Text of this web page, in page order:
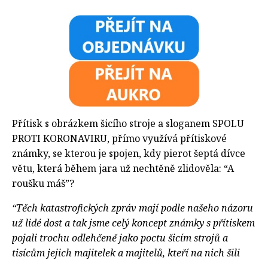
Přítisk s obrázkem šicího stroje a sloganem SPOLU
PROTI KORONAVIRU, přímo využívá přítiskové
známky, se kterou je spojen, kdy pierot šeptá dívce
větu, která během jara už nechtěně zlidověla: “A
roušku máš”?
“Těch katastrofických zpráv mají podle našeho názoru
už lidé dost a tak jsme celý koncept známky s přítiskem
pojali trochu odlehčeně jako poctu šicím strojů a
tisícům jejich majitelek a majitelů, kteří na nich šili